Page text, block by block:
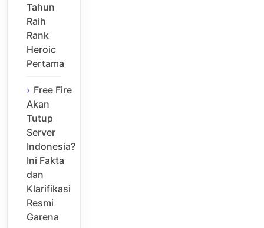
Tahun
Raih
Rank
Heroic
Pertama
Free Fire
Akan
Tutup
Server
Indonesia?
Ini Fakta
dan
Klarifikasi
Resmi
Garena